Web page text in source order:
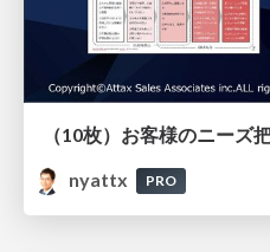
nyattx
PRO